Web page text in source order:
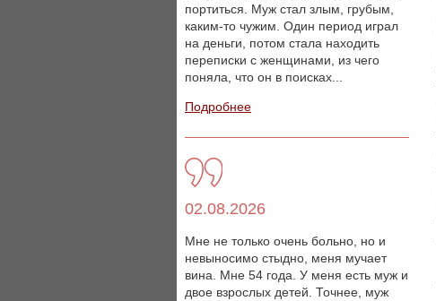
портиться. Муж стал злым, грубым,
каким-то чужим. Один период играл
на деньги, потом стала находить
переписки с женщинами, из чего
поняла, что он в поисках...
Подробнее
02.08.2026
Мне не только очень больно, но и
невыносимо стыдно, меня мучает
вина. Мне 54 года. У меня есть муж и
двое взрослых детей. Точнее, муж